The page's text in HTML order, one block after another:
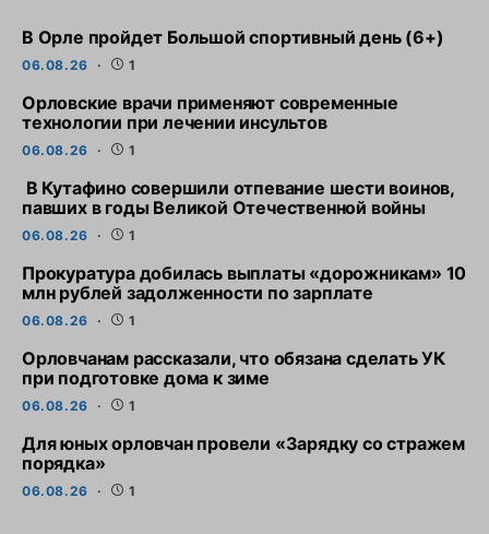
В Орле пройдет Большой спортивный день (6+)
06.08.26 1
Орловские врачи применяют современные
технологии при лечении инсультов
06.08.26 1
В Кутафино совершили отпевание шести воинов,
павших в годы Великой Отечественной войны
06.08.26 1
Прокуратура добилась выплаты «дорожникам» 10
млн рублей задолженности по зарплате
06.08.26 1
Орловчанам рассказали, что обязана сделать УК
при подготовке дома к зиме
06.08.26 1
Для юных орловчан провели «Зарядку со стражем
порядка»
06.08.26 1